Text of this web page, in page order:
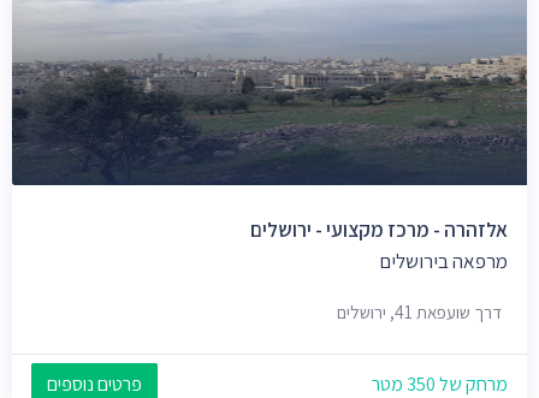
אלזהרה - מרכז מקצועי - ירושלים
מרפאה בירושלים
דרך שועפאת 41, ירושלים
מרחק של 350 מטר פרטים נוספים